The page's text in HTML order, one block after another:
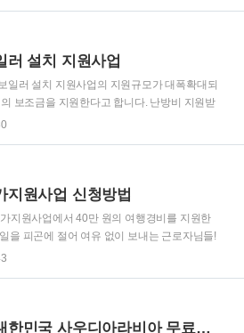
연령을 34세에서 37세까지로 확대했습니다.
위 중위소득 120% 이하, 재산 5억 원 이하 국
18~34세 15~34세 + 병역기간(최대3년) 소득
수당 지급기준완화 제도 참여 중 아르바이트
촉진수당보다 많으면 지급을 중지했지만, 앞
위소득의 60%를 넘지 ..
러 설치 지원사업
일러 설치 지원사업의 지원규모가 대폭확대되
보조금을 지원한다고 합니다. 난방비 지원받
세요! 2024년 달라진 친환경 보일러 보조금
와 사회복지시설까지 확대되었습니다. 친환
신청방법 보조금 신청 문의 *2024년 2월 1일
의 : 에코스퀘어(https://ecosq.or.kr/boiler)를 통
청 아래 사항은 해당 지자체에 문의 바랍니다.
항목의 불가능, 예정, 마감 ▲ 보조..
지원사업 신청방법
지원사업에서 40만 원의 여행경비를 지원한
을 피곤에 절어 여유 없이 보내는 근로자님들!
행 갑시다!! 2024 근로자 휴가지원사업 신청방
다. 누적 참여가능 4년 차 이하 중견기업, 중
, 비영리민간단체, 사회복지시설 및 법인대상
아시안컵 대한민국 사우디아라비아 무료로 재방송 보는방법